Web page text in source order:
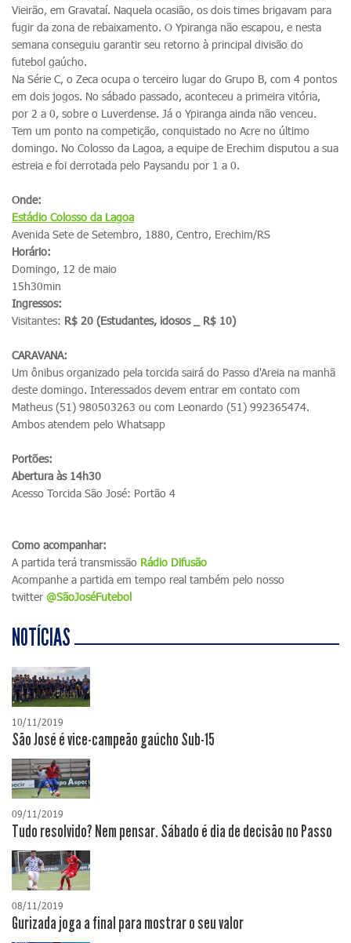
Vieirão, em Gravataí. Naquela ocasião, os dois times brigavam para
fugir da zona de rebaixamento. O Ypiranga não escapou, e nesta
semana conseguiu garantir seu retorno à principal divisão do
futebol gaúcho.
Na Série C, o Zeca ocupa o terceiro lugar do Grupo B, com 4 pontos
em dois jogos. No sábado passado, aconteceu a primeira vitória,
por 2 a 0, sobre o Luverdense. Já o Ypiranga ainda não venceu.
Tem um ponto na competição, conquistado no Acre no último
domingo. No Colosso da Lagoa, a equipe de Erechim disputou a sua
estreia e foi derrotada pelo Paysandu por 1 a 0.
Onde:
Estádio Colosso da Lagoa
Avenida Sete de Setembro, 1880, Centro, Erechim/RS
Horário:
Domingo, 12 de maio
15h30min
Ingressos:
Visitantes: R$ 20 (Estudantes, idosos _ R$ 10)
CARAVANA:
Um ônibus organizado pela torcida sairá do Passo d'Areia na manhã
deste domingo. Interessados devem entrar em contato com
Matheus (51) 980503263 ou com Leonardo (51) 992365474.
Ambos atendem pelo Whatsapp
Portões:
Abertura às 14h30
Acesso Torcida São José: Portão 4
Como acompanhar:
A partida terá transmissão Rádio Difusão
Acompanhe a partida em tempo real também pelo nosso
twitter @SãoJoséFutebol
NOTÍCIAS
10/11/2019
São José é vice-campeão gaúcho Sub-15
09/11/2019
Tudo resolvido? Nem pensar. Sábado é dia de decisão no Passo
08/11/2019
Gurizada joga a final para mostrar o seu valor